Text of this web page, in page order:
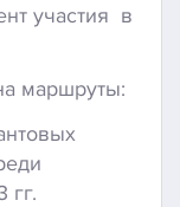
участия в
маршруты:
гг.